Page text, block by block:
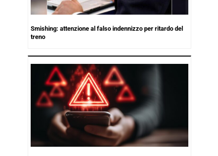
Smishing: attenzione al falso indennizzo per ritardo del
treno